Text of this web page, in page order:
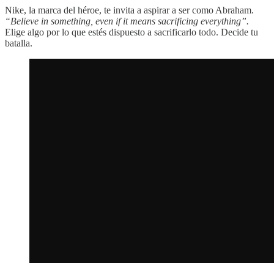
Nike, la marca del héroe, te invita a aspirar a ser como Abraham.
“Believe in something, even if it means sacrificing everything”.
Elige algo por lo que estés dispuesto a sacrificarlo todo. Decide tu
batalla.